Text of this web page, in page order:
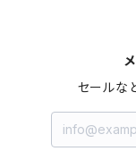
セールな